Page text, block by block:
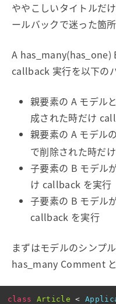
ややこしいタイトルだ
ールバックで迷った箇
A has_many(has_one)
callback 実行を以下の
親要素の A モデル
成された時だけ
親要素の A モデルの
で削除された時だ
子要素の B モデル
け callback を実行
子要素の B モデル
callback を実行
まずはモデルのシンプ
has_many Comment と
class Article <